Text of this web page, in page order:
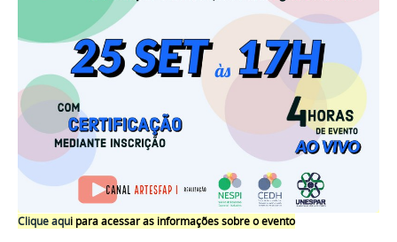
Clique aqui para acessar as informações sobre o evento